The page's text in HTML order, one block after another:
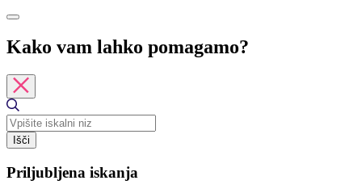
Kako vam lahko pomagamo?
Išči
Priljubljena iskanja